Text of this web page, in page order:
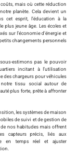
mais où cette réduction
planète. Cela devient un
cet esprit, l’éducation à la
plus jeune âge. Les écoles et
sur l’économie d’énergie et
changements personnels
estimons pas le pouvoir
incitant à l’utilisation
des chargeurs pour véhicules
notre tissu social autour de
plus forte, prête à affronter
les systèmes de maison
de suivi et de gestion de
nos habitudes mais offrent
capteurs précis, liés aux
en temps réel et ajuster